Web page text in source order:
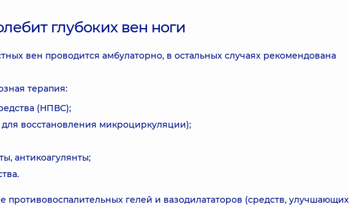
глубоких вен ноги
вен проводится амбулаторно, в остальных случаях рекомендована
терапия:
(НПВС);
восстановления микроциркуляции);
антикоагулянты;
гелей и вазодилататоров (средств, улучшающих